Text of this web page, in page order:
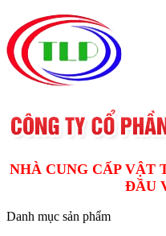
NHÀ CUNG CẤP VẬT
ĐẦU
Danh mục sản phẩm